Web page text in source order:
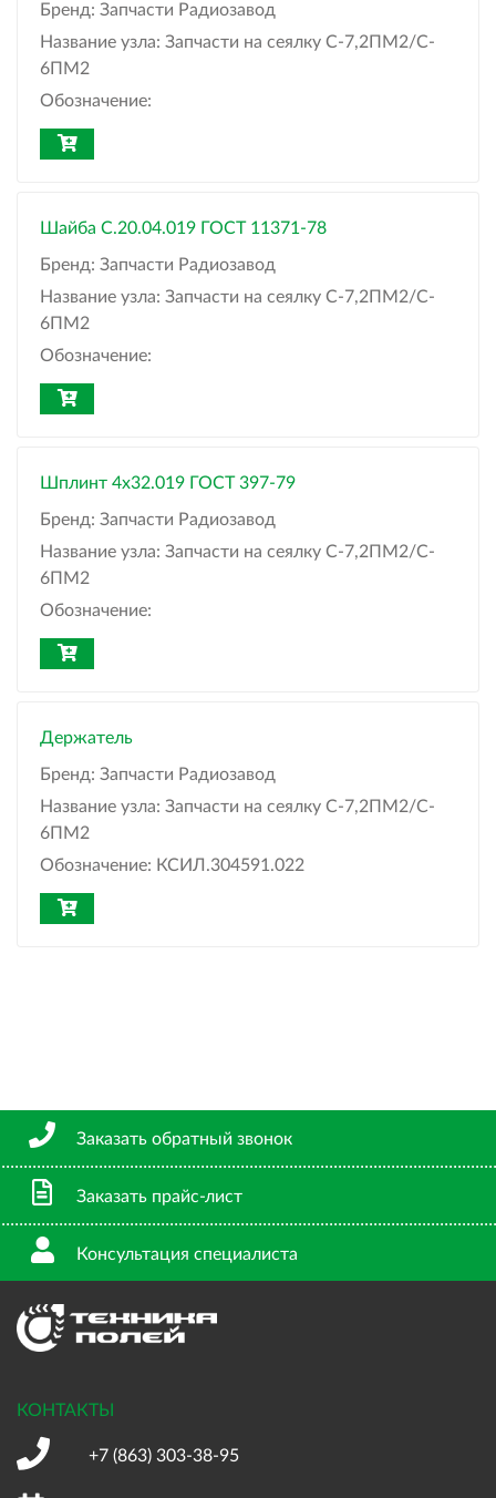
Бренд: Запчасти Радиозавод
Название узла: Запчасти на сеялку С-7,2ПМ2/C-
6ПМ2
Обозначение:
Шайба C.20.04.019 ГОСТ 11371-78
Бренд: Запчасти Радиозавод
Название узла: Запчасти на сеялку С-7,2ПМ2/C-
6ПМ2
Обозначение:
Шплинт 4x32.019 ГОСТ 397-79
Бренд: Запчасти Радиозавод
Название узла: Запчасти на сеялку С-7,2ПМ2/C-
6ПМ2
Обозначение:
Держатель
Бренд: Запчасти Радиозавод
Название узла: Запчасти на сеялку С-7,2ПМ2/C-
6ПМ2
Обозначение: КСИЛ.304591.022
Заказать обратный звонок
Заказать прайс-лист
Консультация специалиста
КОНТАКТЫ
+7 (863) 303-38-95